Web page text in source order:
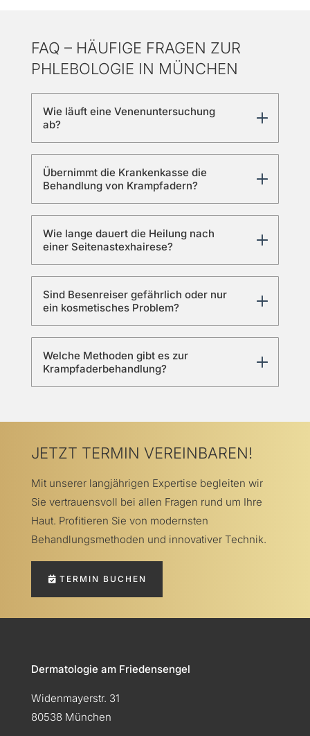
FAQ – HÄUFIGE FRAGEN ZUR
PHLEBOLOGIE IN MÜNCHEN
Wie läuft eine Venenuntersuchung
ab?
Übernimmt die Krankenkasse die
Behandlung von Krampfadern?
Wie lange dauert die Heilung nach
einer Seitenastexhairese?
Sind Besenreiser gefährlich oder nur
ein kosmetisches Problem?
Welche Methoden gibt es zur
Krampfaderbehandlung?
JETZT TERMIN VEREINBAREN!
Mit unserer langjährigen Expertise begleiten wir
Sie vertrauensvoll bei allen Fragen rund um Ihre
Haut. Profitieren Sie von modernsten
Behandlungsmethoden und innovativer Technik.
TERMIN BUCHEN
Dermatologie am Friedensengel
Widenmayerstr. 31
80538 München